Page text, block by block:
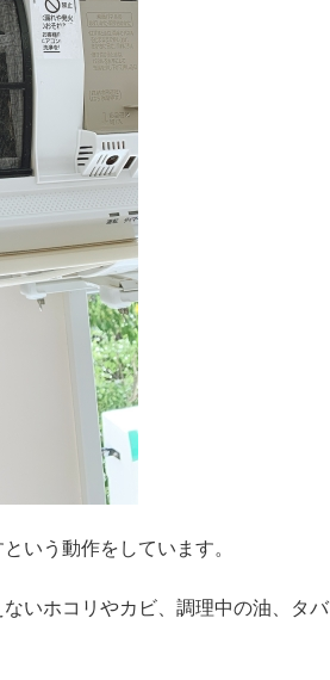
いう動作をしています。
いホコリやカビ、調理中の油、タバ